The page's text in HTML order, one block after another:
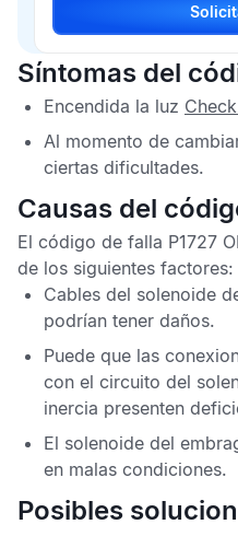
Síntomas del
Encendida la luz
Al momento de
ciertas dificultades.
Causas del
El código de falla P1727
de los siguientes factores:
Cables del solenoide
podrían tener daños.
Puede que las
con el circuito del
inercia presenten
El solenoide del
en malas condiciones.
Posibles